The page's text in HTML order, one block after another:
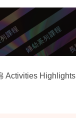
Activities Highlights